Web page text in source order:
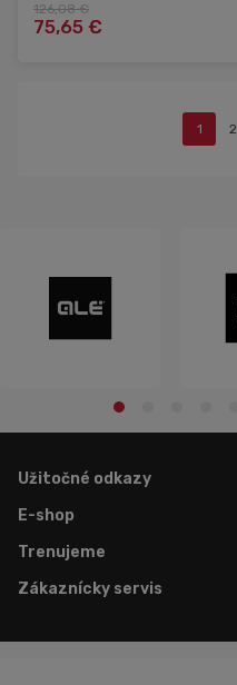
126,08 €
75,65 €
1 2
Užitočné odkazy
E-shop
Trenujeme
Zákaznícky servis